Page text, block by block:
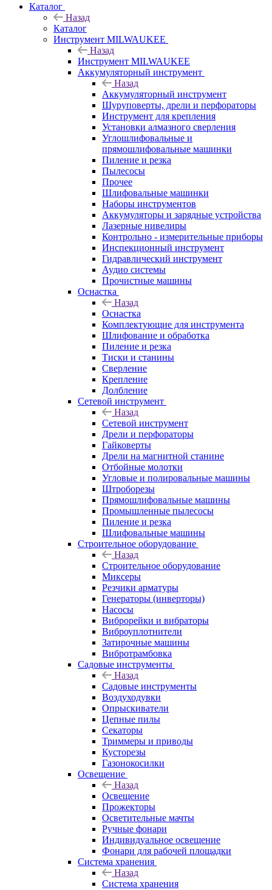
Каталог
Назад
Каталог
Инструмент MILWAUKEE
Назад
Инструмент MILWAUKEE
Аккумуляторный инструмент
Назад
Аккумуляторный инструмент
Шуруповерты, дрели и перфораторы
Инструмент для крепления
Установки алмазного сверления
Углошлифовальные и
прямошлифовальные машинки
Пиление и резка
Пылесосы
Прочее
Шлифовальные машинки
Наборы инструментов
Аккумуляторы и зарядные устройства
Лазерные нивелиры
Контрольно - измерительные приборы
Инспекционный инструмент
Гидравлический инструмент
Аудио системы
Прочистные машины
Оснастка
Назад
Оснастка
Комплектующие для инструмента
Шлифование и обработка
Пиление и резка
Тиски и станины
Сверление
Крепление
Долбление
Сетевой инструмент
Назад
Сетевой инструмент
Дрели и перфораторы
Гайковерты
Дрели на магнитной станине
Отбойные молотки
Угловые и полировальные машины
Штроборезы
Прямошлифовальные машины
Промышленные пылесосы
Пиление и резка
Шлифовальные машины
Строительное оборудование
Назад
Строительное оборудование
Миксеры
Резчики арматуры
Генераторы (инверторы)
Насосы
Виброрейки и вибраторы
Виброуплотнители
Затирочные машины
Вибротрамбовка
Садовые инструменты
Назад
Садовые инструменты
Воздуходувки
Опрыскиватели
Цепные пилы
Секаторы
Триммеры и приводы
Кусторезы
Газонокосилки
Освещение
Назад
Освещение
Прожекторы
Осветительные мачты
Ручные фонари
Индивидуальное освещение
Фонари для рабочей площадки
Система хранения
Назад
Система хранения